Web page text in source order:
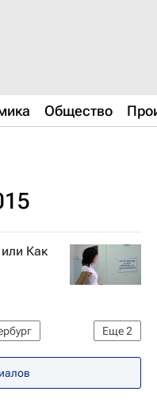
Общество
Как
Еще2